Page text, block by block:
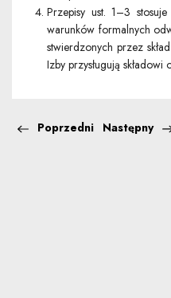
Przepisy ust. 1–3
warunków formalnych
stwierdzonych przez
Izby przysługują składowi
Poprzedni Następny